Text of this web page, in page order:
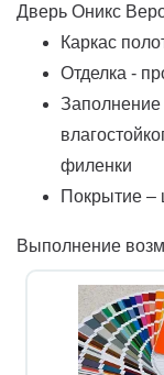
Дверь Оникс
Каркас
Отделка -
филенки
Покрытие –
Выполнение